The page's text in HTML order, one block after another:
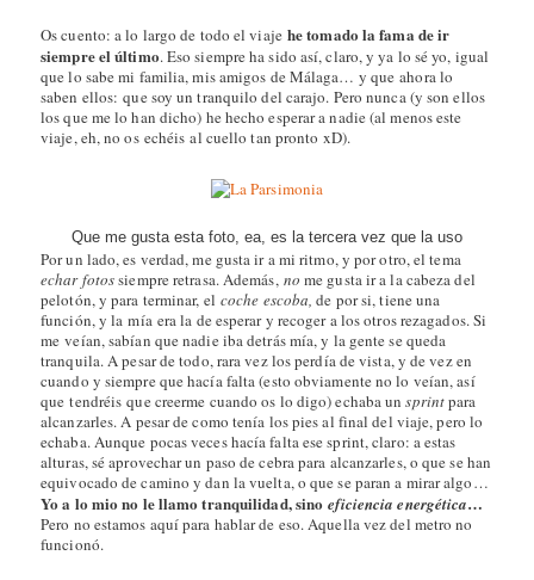
Os cuento: a lo largo de todo el viaje he tomado la fama de ir
siempre el último. Eso siempre ha sido así, claro, y ya lo sé yo, igual
que lo sabe mi familia, mis amigos de Málaga… y que ahora lo
saben ellos: que soy un tranquilo del carajo. Pero nunca (y son ellos
los que me lo han dicho) he hecho esperar a nadie (al menos este
viaje, eh, no os echéis al cuello tan pronto xD).
Que me gusta esta foto, ea, es la tercera vez que la uso
Por un lado, es verdad, me gusta ir a mi ritmo, y por otro, el tema
echar fotossiempre retrasa. Además, nome gusta ir a la cabeza del
pelotón, y para terminar, el coche escoba, de por si, tiene una
función, y la mía era la de esperar y recoger a los otros rezagados. Si
me veían, sabían que nadie iba detrás mía, y la gente se queda
tranquila. A pesar de todo, rara vez los perdía de vista, y de vez en
cuando y siempre que hacía falta (esto obviamente no lo veían, así
que tendréis que creerme cuando os lo digo) echaba unsprintpara
alcanzarles. A pesar de como tenía los pies al final del viaje, pero lo
echaba. Aunque pocas veces hacía falta ese sprint, claro: a estas
alturas, sé aprovechar un paso de cebra para alcanzarles, o que se han
equivocado de camino y dan la vuelta, o que se paran a mirar algo…
Yo a lo mio no le llamo tranquilidad, sinoeficiencia energética…
Pero no estamos aquí para hablar de eso. Aquella vez del metro no
funcionó.